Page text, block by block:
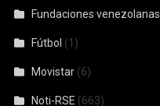
Fundaciones venezolanas
Fútbol (1)
Movistar (6)
Noti-RSE (663)